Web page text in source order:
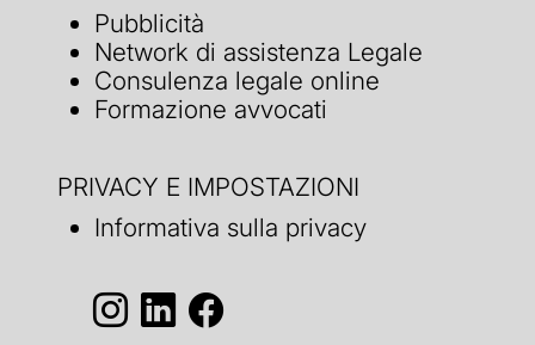
Pubblicità
Network di assistenza Legale
Consulenza legale online
Formazione avvocati
PRIVACY E IMPOSTAZIONI
Informativa sulla privacy